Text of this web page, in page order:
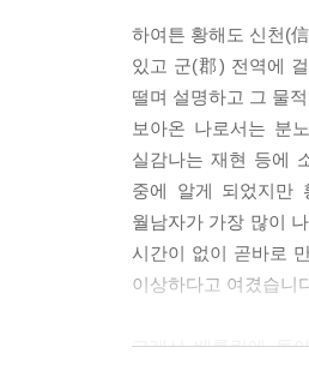
--- p.161
그러나 참극은 거의
듭된 말은 마치 타버
으리라.
--- p.108
그때 우리는 양쪽이
의 일은 역시 물질에
하여튼 황해도 신천(
있고 군(郡) 전역에
떨며 설명하고 그 물
보아온 나로서는 분
실감나는 재현 등에
중에 알게 되었지만
월남자가 가장 많이
시간이 없이 곧바로
이상하다고 여겼습니
그래서 베를린에 돌